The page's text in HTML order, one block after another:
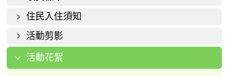
住民入住須知
活動剪影
活動花絮